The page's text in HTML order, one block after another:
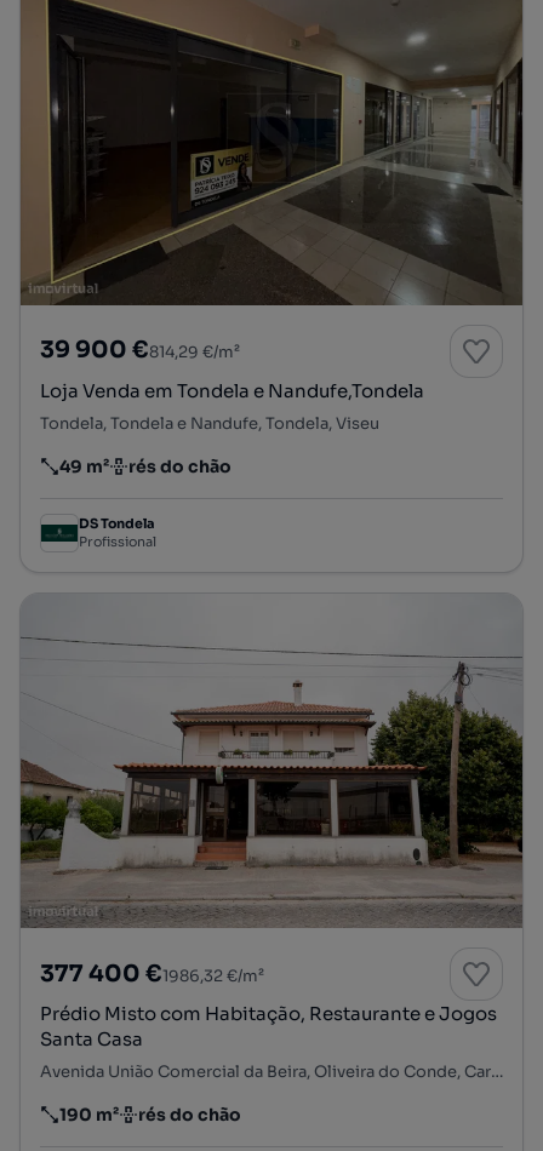
39 900 €814,29 €/m²
Loja Venda em Tondela e Nandufe,Tondela
Tondela, Tondela e Nandufe, Tondela, Viseu
Preço por metro quadrado
49 m²
Andar rés do chão
DS Tondela
Profissional
377 400 €1986,32 €/m²
Prédio Misto com Habitação, Restaurante e Jogos
Santa Casa
Avenida União Comercial da Beira, Oliveira do Conde, Carregal do Sal, Viseu
Preço por metro quadrado
190 m²
Andar rés do chão